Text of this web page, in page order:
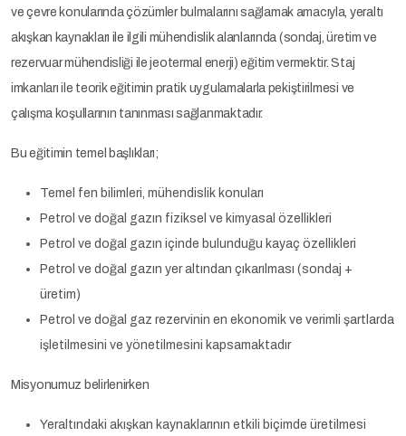
ve çevre konularında çözümler bulmalarını sağlamak amacıyla, yeraltı
akışkan kaynakları ile ilgili mühendislik alanlarında (sondaj, üretim ve
rezervuar mühendisliği ile jeotermal enerji) eğitim vermektir. Staj
imkanları ile teorik eğitimin pratik uygulamalarla pekiştirilmesi ve
çalışma koşullarının tanınması sağlanmaktadır.
Bu eğitimin temel başlıkları;
Temel fen bilimleri, mühendislik konuları
Petrol ve doğal gazın fiziksel ve kimyasal özellikleri
Petrol ve doğal gazın içinde bulunduğu kayaç özellikleri
Petrol ve doğal gazın yer altından çıkarılması (sondaj +
üretim)
Petrol ve doğal gaz rezervinin en ekonomik ve verimli şartlarda
işletilmesini ve yönetilmesini kapsamaktadır
Misyonumuz belirlenirken
Yeraltındaki akışkan kaynaklarının etkili biçimde üretilmesi